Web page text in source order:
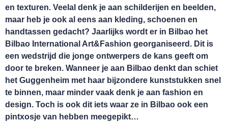
en texturen. Veelal denk je aan schilderijen en beelden,
maar heb je ook al eens aan kleding, schoenen en
handtassen gedacht? Jaarlijks wordt er in Bilbao het
Bilbao International Art&Fashion georganiseerd. Dit is
een wedstrijd die jonge ontwerpers de kans geeft om
door te breken. Wanneer je aan Bilbao denkt dan schiet
het Guggenheim met haar bijzondere kunststukken snel
te binnen, maar minder vaak denk je aan fashion en
design. Toch is ook dit iets waar ze in Bilbao ook een
pintxosje van hebben meegepikt…